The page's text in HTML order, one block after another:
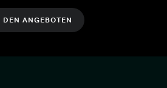
DEN ANGEBOTEN